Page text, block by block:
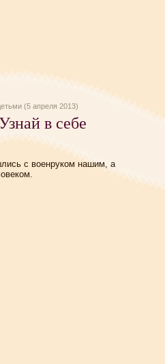
(5 апреля 2013)
в себе
с военруком нашим, а